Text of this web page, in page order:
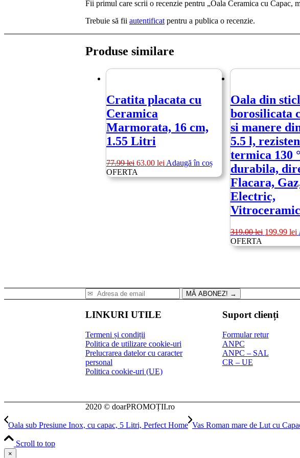
Fii primul care scrii o recenzie pentru „Oala Ceramica cu Capac,
Trebuie să fii autentificat pentru a publica o recenzie.
Produse similare
Cratita placata cu
Ceramica
Marmorata, 16 cm,
1.55 Litri
77.99lei Prețul
inițial
a
63.00 lei Prețul
este:
Adaugă în coș
OFERTA
Oala din
borosilicata
si manere
5.5 l,
termica 130
durabila,
Flacara,
Electric,
Vitroceramic
319.00lei Prețul
a
199.99 lei
OFERTA
MĂ ABONEZ! →
LINKURI UTILE
Termeni și condiții
Politica de utilizare cookie-uri
Prelucrarea datelor cu caracter
personal
Politica cookie-uri (UE)
Suport clienți
Formular retur
ANPC
ANPC – SAL
CR – UE
2020 © doarPROMOȚII.ro
Oala sub Presiune Inox, cu capac, 5 Litri, Perfect Home Vas Roman mare de Lut cu
Scroll to top
×